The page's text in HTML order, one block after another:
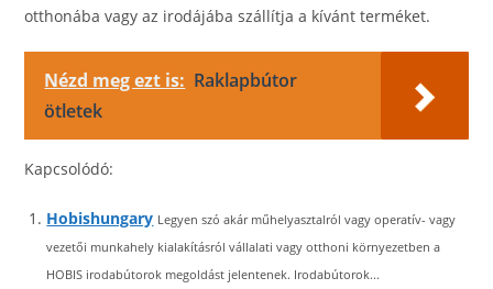
otthonába vagy az irodájába szállítja a kívánt terméket.
Nézd meg ezt is: Raklapbútor
ötletek
Kapcsolódó:
Hobishungary Legyen szó akár műhelyasztalról vagy operatív- vagy
vezetői munkahely kialakításról vállalati vagy otthoni környezetben a
HOBIS irodabútorok megoldást jelentenek. Irodabútorok...